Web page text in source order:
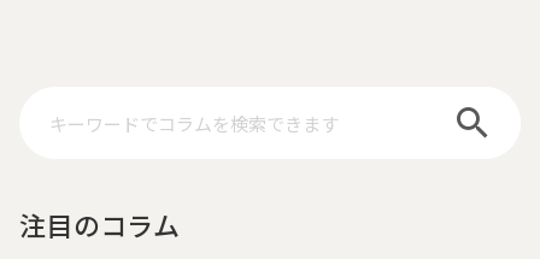
注目のコラム